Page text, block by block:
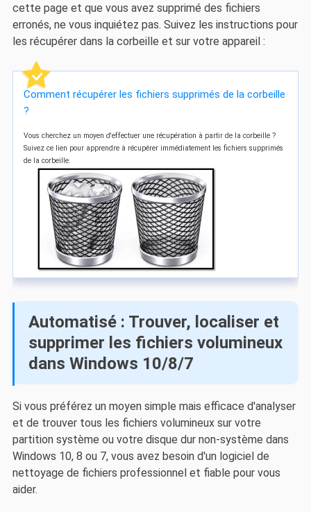
cette page et que vous avez supprimé des fichiers
erronés, ne vous inquiétez pas. Suivez les instructions pour
les récupérer dans la corbeille et sur votre appareil :
Comment récupérer les fichiers supprimés de la corbeille
?
Vous cherchez un moyen d'effectuer une récupération à partir de la corbeille ?
Suivez ce lien pour apprendre à récupérer immédiatement les fichiers supprimés
de la corbeille.
Automatisé : Trouver, localiser et
supprimer les fichiers volumineux
dans Windows 10/8/7
Si vous préférez un moyen simple mais efficace d'analyser
et de trouver tous les fichiers volumineux sur votre
partition système ou votre disque dur non-système dans
Windows 10, 8 ou 7, vous avez besoin d'un logiciel de
nettoyage de fichiers professionnel et fiable pour vous
aider.